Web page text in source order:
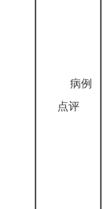
病例
点评